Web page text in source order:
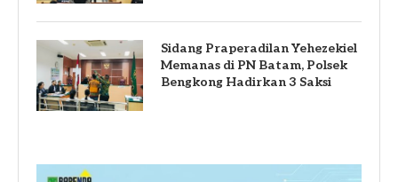
Sidang Praperadilan Yehezekiel
Memanas di PN Batam, Polsek
Bengkong Hadirkan 3 Saksi